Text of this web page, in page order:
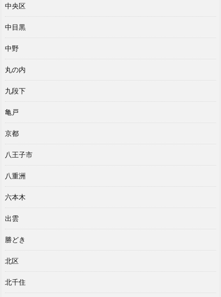
中央区
中目黒
中野
丸の内
九段下
亀戸
京都
八王子市
八重洲
六本木
出雲
勝どき
北区
北千住